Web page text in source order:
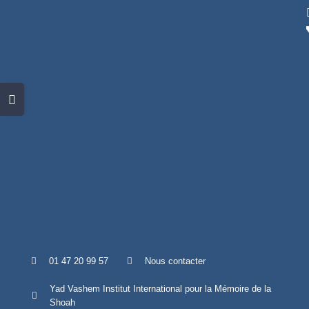
01 47 20 99 57 Nous contacter
Yad Vashem Institut International pour la Mémoire de la
Shoah
Sliding
Bar